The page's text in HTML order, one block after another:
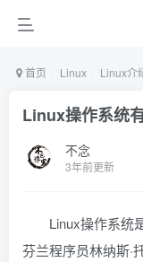
首页 Linux Linux介
Linux操作系统
不念
3年前更新
Linux操作系统
芬兰程序员林纳斯·